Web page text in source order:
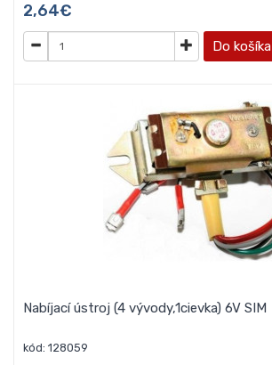
2,64€
Do košíka
Nabíjací ústroj (4 vývody,1cievka) 6V SIM
kód: 128059